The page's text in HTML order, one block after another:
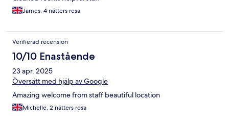
James, 4 nätters resa
Verifierad recension
10/10 Enastående
23 apr. 2025
Översätt med hjälp av Google
Amazing welcome from staff beautiful location
Michelle, 2 nätters resa